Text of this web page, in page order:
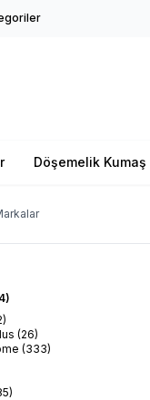
Döşemelik Kumaş
(26)
(333)